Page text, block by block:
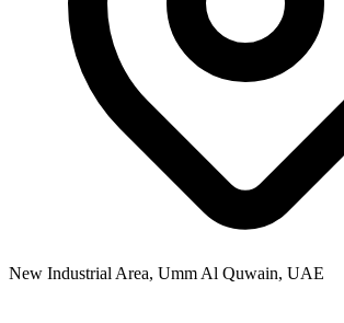
New Industrial Area, Umm Al Quwain, UAE